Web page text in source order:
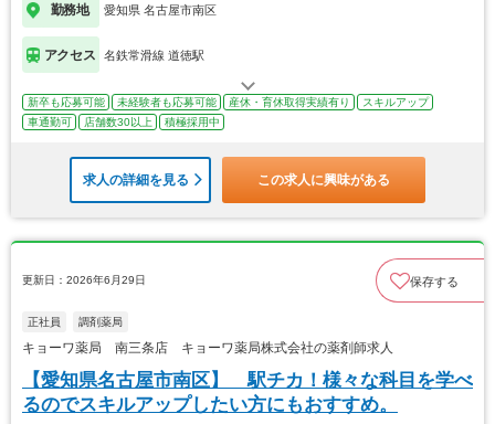
勤務地 愛知県 名古屋市南区
アクセス 名鉄常滑線 道徳駅
新卒も応募可能 未経験者も応募可能 産休・育休取得実績有り
スキルアップ
車通勤可
店舗数30以上 積極採用中
求人の詳細を見る この求人に興味がある
更新日：2026年6月29日 保存する
正社員 調剤薬局
キョーワ薬局 南三条店 キョーワ薬局株式会社の薬剤師求人
【愛知県名古屋市南区】 駅チカ！様々な科目を学べ
るのでスキルアップしたい方にもおすすめ。